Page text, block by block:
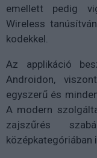
emellett pedig
Wireless
kodekkel.
Az applikáció
Androidon,
egyszerű és
A modern
zajszűrés
középkategóriában